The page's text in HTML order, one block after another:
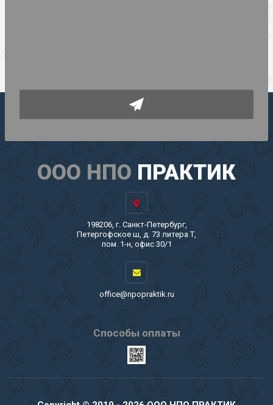
ООО НПО ПРАКТИК
198206, г. Санкт-Петербург,
Петергофское ш, д. 73 литера Т,
пом. 1-н, офис 30/1
office@npopraktik.ru
Способы оплаты